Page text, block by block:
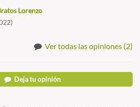
Lorenzo
Ver todas las opiniones (2)
Deja tu opinión